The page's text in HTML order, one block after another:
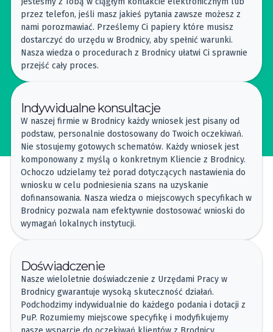
przez telefon, jeśli masz jakieś pytania zawsze możesz z
nami porozmawiać. Prześlemy Ci papiery które musisz
dostarczyć do urzędu w Brodnicy, aby spełnić warunki.
Nasza wiedza o procedurach z Brodnicy ułatwi Ci sprawnie
przejść cały proces.
Indywidualne konsultacje
W naszej firmie w Brodnicy każdy wniosek jest pisany od
podstaw, personalnie dostosowany do Twoich oczekiwań.
Nie stosujemy gotowych schematów. Każdy wniosek jest
komponowany z myślą o konkretnym Kliencie z Brodnicy.
Ochoczo udzielamy też porad dotyczących nastawienia do
wniosku w celu podniesienia szans na uzyskanie
dofinansowania. Nasza wiedza o miejscowych specyfikach w
Brodnicy pozwala nam efektywnie dostosować wnioski do
wymagań lokalnych instytucji.
Doświadczenie
Nasze wieloletnie doświadczenie z Urzędami Pracy w
Brodnicy gwarantuje wysoką skuteczność działań.
Podchodzimy indywidualnie do każdego podania i dotacji z
PuP. Rozumiemy miejscowe specyfikę i modyfikujemy